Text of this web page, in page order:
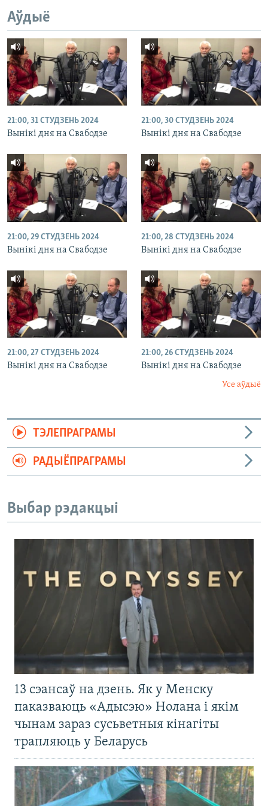
Аўдыё
21:00, 31 СТУДЗЕНЬ 2024
Вынікі дня на Свабодзе
21:00, 30 СТУДЗЕНЬ 2024
Вынікі дня на Свабодзе
21:00, 29 СТУДЗЕНЬ 2024
Вынікі дня на Свабодзе
21:00, 28 СТУДЗЕНЬ 2024
Вынікі дня на Свабодзе
21:00, 27 СТУДЗЕНЬ 2024
Вынікі дня на Свабодзе
21:00, 26 СТУДЗЕНЬ 2024
Вынікі дня на Свабодзе
Усе аўдыё
ТЭЛЕПРАГРАМЫ
РАДЫЁПРАГРАМЫ
Выбар рэдакцыі
13 сэансаў на дзень. Як у Менску
паказваюць «Адысэю» Нолана і якім
чынам зараз сусьветныя кінагіты
трапляюць у Беларусь